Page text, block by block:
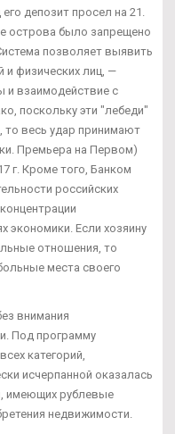
депозит просел на 21.
острова было запрещено
позволяет выявить
и физических лиц, —
взаимодействие с
поскольку эти "лебеди"
то весь удар принимают
Премьера на Первом)
г. Кроме того, Банком
российских
экономики. Если хозяину
отношения, то
места своего
внимания
Под программу
категорий,
исчерпанной оказалась
имеющих рублевые
недвижимости.